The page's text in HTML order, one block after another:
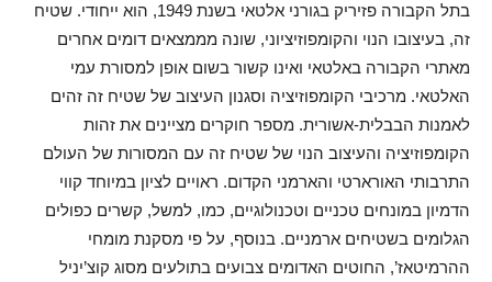
בתל הקבורה פזיריק בגורני אלטאי בשנת 1949, הוא ייחודי. שטיח
זה, בעיצובו הנוי והקומפוזיציוני, שונה מממצאים דומים אחרים
מאתרי הקבורה באלטאי ואינו קשור בשום אופן למסורת עמי
האלטאי. מרכיבי הקומפוזיציה וסגנון העיצוב של שטיח זה זהים
לאמנות הבבלית-אשורית. מספר חוקרים מציינים את זהות
הקומפוזיציה והעיצוב הנוי של שטיח זה עם המסורות של העולם
התרבותי האורארטי והארמני הקדום. ראויים לציון במיוחד קווי
הדמיון במונחים טכניים וטכנולוגיים, כמו, למשל, קשרים כפולים
הגלומים בשטיחים ארמניים. בנוסף, על פי מסקנת מומחי
ההרמיטאז’, החוטים האדומים צבועים בתולעים מסוג קוצ’יניל